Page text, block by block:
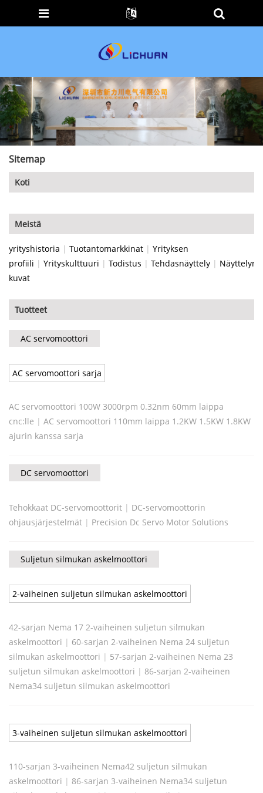
Sitemap
Koti
Meistä
yrityshistoria | Tuotantomarkkinat | Yrityksen
profiili | Yrityskulttuuri | Todistus | Tehdasnäyttely | Näyttelyn
kuvat
Tuotteet
AC servomoottori
AC servomoottori sarja
AC servomoottori 100W 3000rpm 0.32nm 60mm laippa
cnc:lle | AC servomoottori 110mm laippa 1.2KW 1.5KW 1.8KW
ajurin kanssa sarja
DC servomoottori
Tehokkaat DC-servomoottorit | DC-servomoottorin
ohjausjärjestelmät | Precision Dc Servo Motor Solutions
Suljetun silmukan askelmoottori
2-vaiheinen suljetun silmukan askelmoottori
42-sarjan Nema 17 2-vaiheinen suljetun silmukan
askelmoottori | 60-sarjan 2-vaiheinen Nema 24 suljetun
silmukan askelmoottori | 57-sarjan 2-vaiheinen Nema 23
suljetun silmukan askelmoottori | 86-sarjan 2-vaiheinen
Nema34 suljetun silmukan askelmoottori
3-vaiheinen suljetun silmukan askelmoottori
110-sarjan 3-vaiheinen Nema42 suljetun silmukan
askelmoottori | 86-sarjan 3-vaiheinen Nema34 suljetun